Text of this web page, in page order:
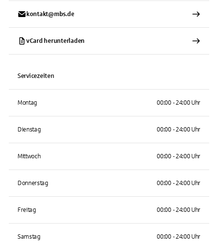
kontakt@mbs.de
vCard herunterladen
Servicezeiten
Montag 00:00 - 24:00 Uhr
Dienstag 00:00 - 24:00 Uhr
Mittwoch 00:00 - 24:00 Uhr
Donnerstag 00:00 - 24:00 Uhr
Freitag 00:00 - 24:00 Uhr
Samstag 00:00 - 24:00 Uhr